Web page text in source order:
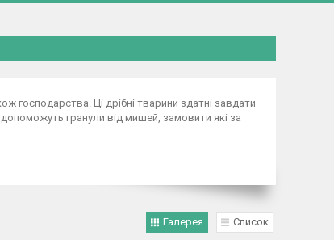
Ці дрібні тварини здатні завдати
гранули від мишей, замовити які за
Галерея Список